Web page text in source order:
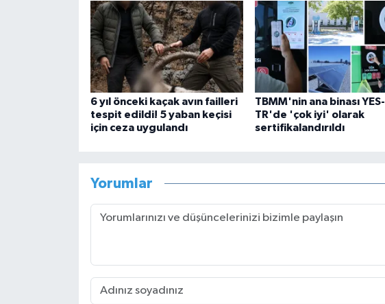
6 yıl önceki kaçak avın failleri
tespit edildi! 5 yaban keçisi
için ceza uygulandı
TBMM'nin ana binası YES-
TR'de 'çok iyi' olarak
sertifikalandırıldı
Yorumlar